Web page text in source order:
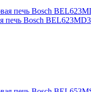
печь Bosch BEL623MD3